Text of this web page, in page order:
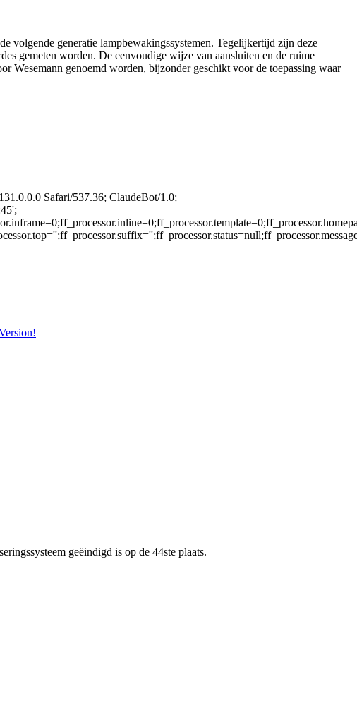
volgende generatie lampbewakingssystemen. Tegelijkertijd zijn deze
gemeten worden. De eenvoudige wijze van aansluiten en de ruime
Wesemann genoemd worden, bijzonder geschikt voor de toepassing waar
Safari/537.36; ClaudeBot/1.0; +
geëindigd is op de 44ste plaats.